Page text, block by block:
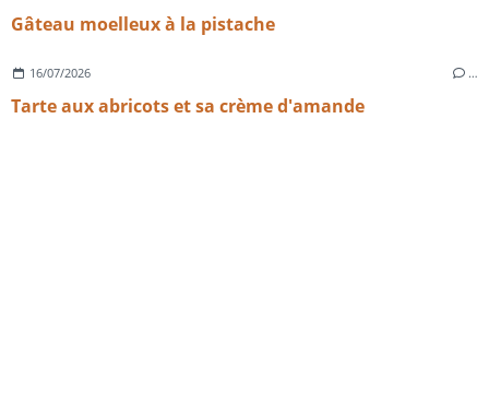
Gâteau moelleux à la pistache
16/07/2026 …
Tarte aux abricots et sa crème d'amande